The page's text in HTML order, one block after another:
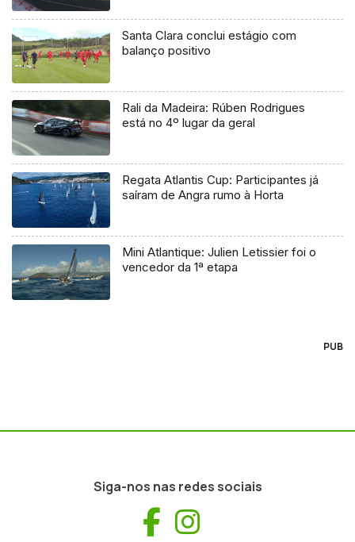
Santa Clara conclui estágio com
balanço positivo
Rali da Madeira: Rúben Rodrigues
está no 4º lugar da geral
Regata Atlantis Cup: Participantes já
saíram de Angra rumo à Horta
Mini Atlantique: Julien Letissier foi o
vencedor da 1ª etapa
PUB
Siga-nos nas redes sociais
Facebook